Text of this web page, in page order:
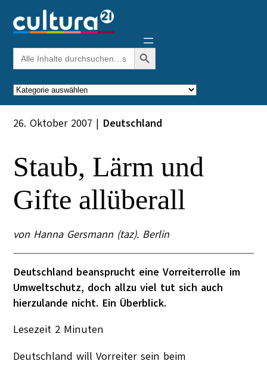
Inhalt
springen
Search
for:
Search Button
Kategorien
26. Oktober 2007 | Deutschland
Staub, Lärm und
Gifte allüberall
von Hanna Gersmann (taz). Berlin
Deutschland beansprucht eine Vorreiterrolle im
Umweltschutz, doch allzu viel tut sich auch
hierzulande nicht. Ein Überblick.
Lesezeit 2 Minuten
Deutschland will Vorreiter sein beim